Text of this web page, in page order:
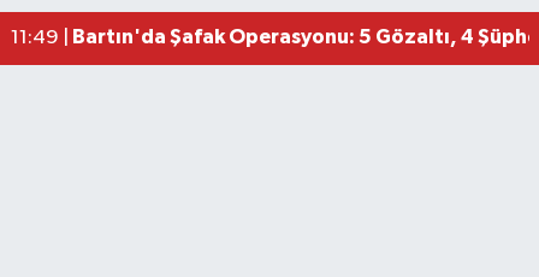
11:49 | Bartın'da Şafak Operasyonu: 5 Gözaltı, 4